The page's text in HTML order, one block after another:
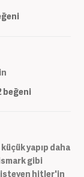
beğeni
yapıp daha
gibi
isteyen hitler'in